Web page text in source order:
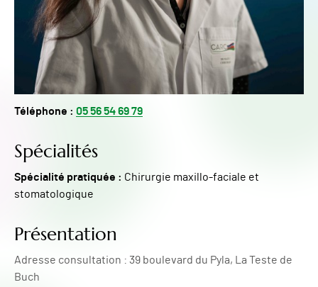
Téléphone : 05 56 54 69 79
Spécialités
Spécialité pratiquée : Chirurgie maxillo-faciale et
stomatologique
Présentation
Adresse consultation : 39 boulevard du Pyla, La Teste de
Buch